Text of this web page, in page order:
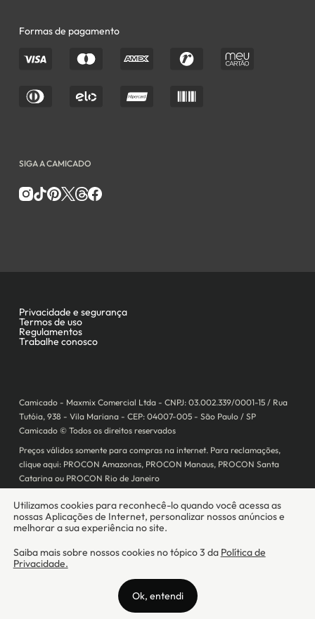
Camicado - Maxmix Comercial Ltda - CNPJ: 03.002.339/0001-15 / Rua
Tutóia, 938 - Vila Mariana - CEP: 04007-005 - São Paulo / SP
Camicado © Todos os direitos reservados
Preços válidos somente para compras na internet. Para reclamações,
clique aqui: PROCON Amazonas, PROCON Manaus, PROCON Santa
Catarina ou PROCON Rio de Janeiro
prestando os serviços de abertura de conta pós-paga (cartões de
crédito), conforme a regulação vigente.